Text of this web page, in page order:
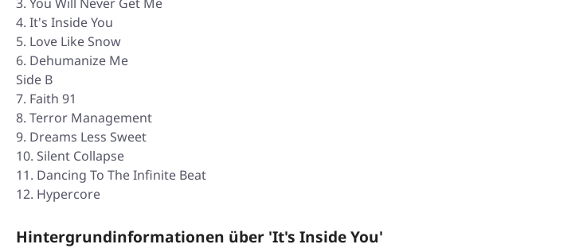
It's Inside You
Love Like Snow
Dehumanize Me
Side B
Faith 91
Terror Management
Dreams Less Sweet
Silent Collapse
Dancing To The Infinite Beat
Hypercore
Hintergrundinformationen über 'It's Inside You'